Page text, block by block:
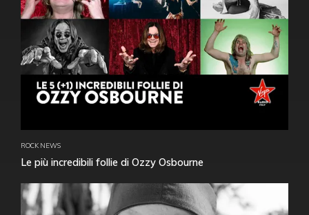
ROCK NEWS
Le più incredibili follie di Ozzy Osbourne